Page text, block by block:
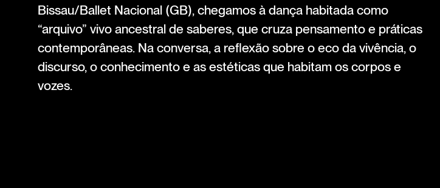
Bissau/Ballet Nacional (GB), chegamos à dança habitada como
“arquivo” vivo ancestral de saberes, que cruza pensamento e práticas
contemporâneas. Na conversa, a reflexão sobre o eco da vivência, o
discurso, o conhecimento e as estéticas que habitam os corpos e
vozes.